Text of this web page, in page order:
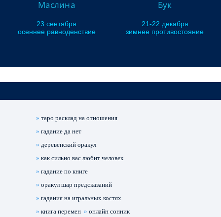
Маслина
23 сентября
осеннее равноденствие
Бук
21-22 декабря
зимнее противостояние
»таро расклад на отношения
»гадание да нет
»деревенский оракул
»как сильно вас любит человек
»гадание по книге
»оракул шар предсказаний
»гадания на игральных костях
»книга перемен »онлайн сонник